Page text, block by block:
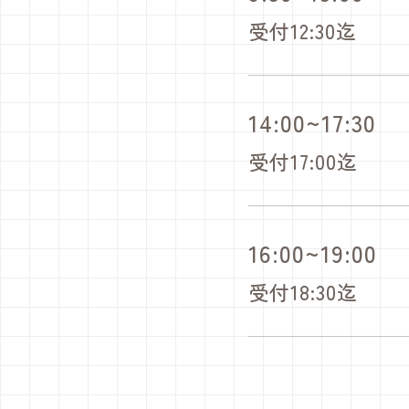
受付12:30迄
14:00~17:30
受付17:00迄
16:00~19:00
受付18:30迄